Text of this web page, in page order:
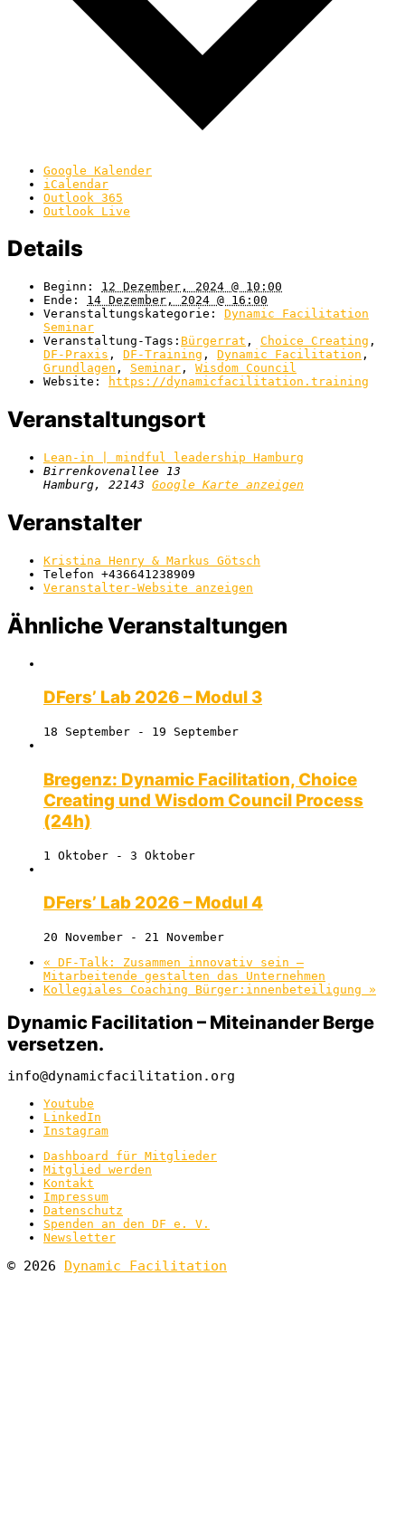
Google Kalender
iCalendar
Outlook 365
Outlook Live
Details
Beginn:
12 Dezember, 2024 @ 10:00
Ende:
14 Dezember, 2024 @ 16:00
Veranstaltungskategorie:
Dynamic Facilitation
Seminar
Veranstaltung-Tags: Bürgerrat , Choice Creating ,
DF-Praxis , DF-Training , Dynamic Facilitation ,
Grundlagen , Seminar , Wisdom Council
Website:
https://dynamicfacilitation.training
Veranstaltungsort
Lean-in | mindful leadership Hamburg
Birrenkovenallee 13
Hamburg, 22143 Google Karte anzeigen
Veranstalter
Kristina Henry & Markus Götsch
Telefon +436641238909
Veranstalter-Website anzeigen
Ähnliche Veranstaltungen
DFers’ Lab 2026 – Modul 3
18 September - 19 September
Bregenz: Dynamic Facilitation, Choice
Creating und Wisdom Council Process
(24h)
1 Oktober - 3 Oktober
DFers’ Lab 2026 – Modul 4
20 November - 21 November
« DF-Talk: Zusammen innovativ sein –
Mitarbeitende gestalten das Unternehmen
Kollegiales Coaching Bürger:innenbeteiligung »
Dynamic Facilitation – Miteinander Berge
versetzen.
info@dynamicfacilitation.org
Youtube
LinkedIn
Instagram
Dashboard für Mitglieder
Mitglied werden
Kontakt
Impressum
Datenschutz
Spenden an den DF e. V.
Newsletter
© 2026 Dynamic Facilitation